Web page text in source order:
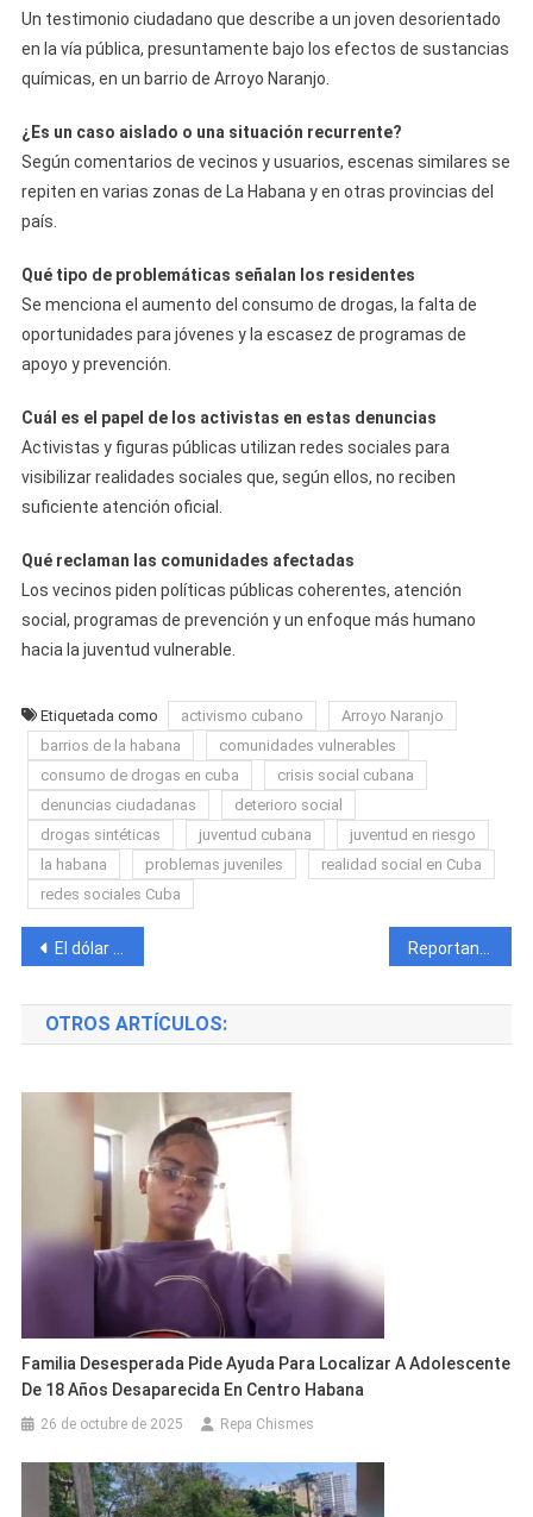
Un testimonio ciudadano que describe a un joven desorientado
en la vía pública, presuntamente bajo los efectos de sustancias
químicas, en un barrio de Arroyo Naranjo.
¿Es un caso aislado o una situación recurrente?
Según comentarios de vecinos y usuarios, escenas similares se
repiten en varias zonas de La Habana y en otras provincias del
país.
Qué tipo de problemáticas señalan los residentes
Se menciona el aumento del consumo de drogas, la falta de
oportunidades para jóvenes y la escasez de programas de
apoyo y prevención.
Cuál es el papel de los activistas en estas denuncias
Activistas y figuras públicas utilizan redes sociales para
visibilizar realidades sociales que, según ellos, no reciben
suficiente atención oficial.
Qué reclaman las comunidades afectadas
Los vecinos piden políticas públicas coherentes, atención
social, programas de prevención y un enfoque más humano
hacia la juventud vulnerable.
Etiquetada como activismo cubano
Arroyo Naranjo
barrios de la habana
comunidades vulnerables
consumo de drogas en cuba
crisis social cubana
denuncias ciudadanas
deterioro social
drogas sintéticas
juventud cubana
juventud en riesgo
la habana
problemas juveniles
realidad social en Cuba
redes sociales Cuba
Navegación
de
entradas
El dólar y el euro se mantienen, pero la MLC sube hoy en el mercado informal cubano Reportan sismo de 5,6 grados perceptible en varias provincias del oriente de Cuba
OTROS ARTÍCULOS:
Familia Desesperada Pide Ayuda Para Localizar A Adolescente
De 18 Años Desaparecida En Centro Habana
26 de octubre de 2025 Repa Chismes